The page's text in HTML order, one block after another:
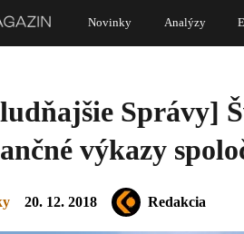
Novinky Analýzy
Správy]
výkazy
20. 12. 2018 Redakcia